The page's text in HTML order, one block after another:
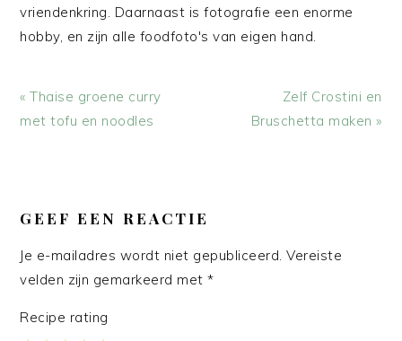
vriendenkring. Daarnaast is fotografie een enorme
hobby, en zijn alle foodfoto's van eigen hand.
Vorig
bericht:
« Thaise groene curry
met tofu en noodles
Volgend
bericht:
Zelf Crostini en
Bruschetta maken »
INTERACTIES
GEEF EEN REACTIE
Je e-mailadres wordt niet gepubliceerd. Vereiste
velden zijn gemarkeerd met*
Recipe rating